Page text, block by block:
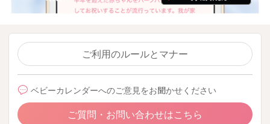
ご利用のルールとマナー
ベビーカレンダーへのご意見をお聞かせください
ご質問・お問い合わせはこちら